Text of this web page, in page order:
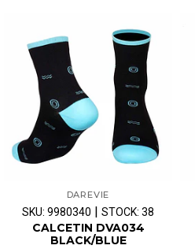
DAREVIE
SKU: 9980340 | STOCK: 38
CALCETIN DVA034
BLACK/BLUE